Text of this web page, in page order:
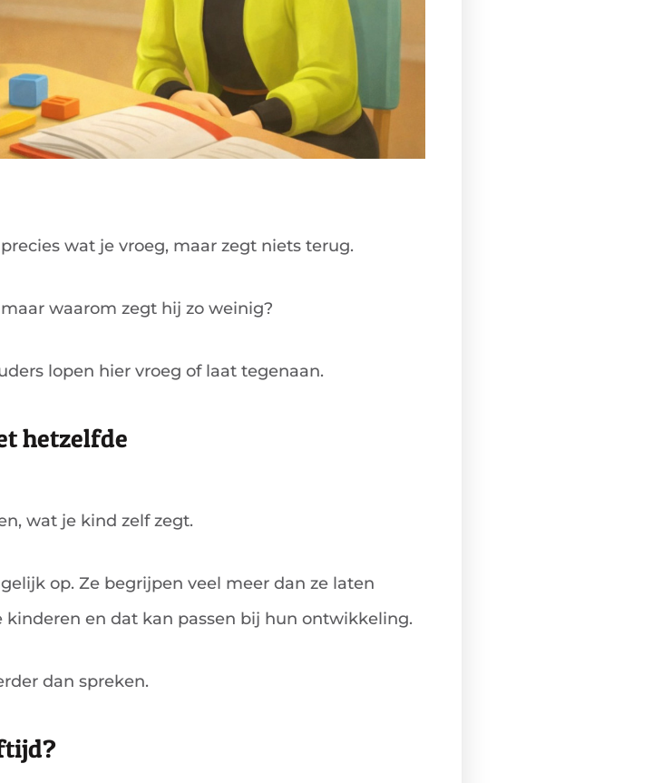
wat je vroeg, maar zegt niets terug.
waarom zegt hij zo weinig?
lopen hier vroeg of laat tegenaan.
hetzelfde
wat je kind zelf zegt.
op. Ze begrijpen veel meer dan ze laten
en dat kan passen bij hun ontwikkeling.
dan spreken.